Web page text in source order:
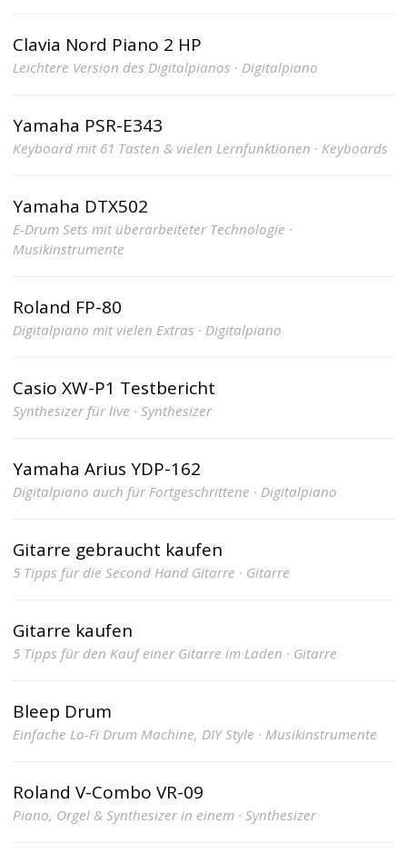
Clavia Nord Piano 2 HP
Leichtere Version des Digitalpianos · Digitalpiano
Yamaha PSR-E343
Keyboard mit 61 Tasten & vielen Lernfunktionen · Keyboards
Yamaha DTX502
E-Drum Sets mit überarbeiteter Technologie ·
Musikinstrumente
Roland FP-80
Digitalpiano mit vielen Extras · Digitalpiano
Casio XW-P1 Testbericht
Synthesizer für live · Synthesizer
Yamaha Arius YDP-162
Digitalpiano auch für Fortgeschrittene · Digitalpiano
Gitarre gebraucht kaufen
5 Tipps für die Second Hand Gitarre · Gitarre
Gitarre kaufen
5 Tipps für den Kauf einer Gitarre im Laden · Gitarre
Bleep Drum
Einfache Lo-Fi Drum Machine, DIY Style · Musikinstrumente
Roland V-Combo VR-09
Piano, Orgel & Synthesizer in einem · Synthesizer